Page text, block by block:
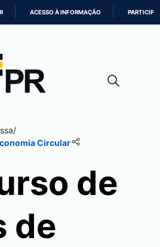
CONTEÚDO
ACESSO À INFORMAÇÃO PARTICIPE
/
Circular
de
de